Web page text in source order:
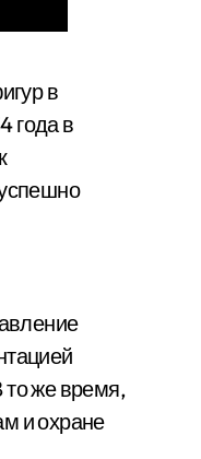
в
года в
то же время,
и охране